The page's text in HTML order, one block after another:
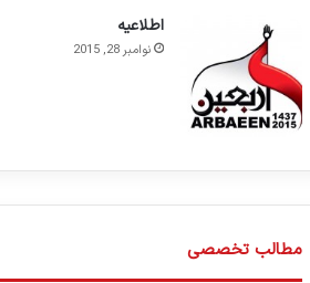
اطلاعيه
نوامبر 28, 2015
مطالب تخصصی